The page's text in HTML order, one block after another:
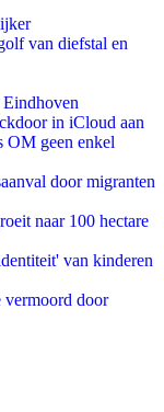
van diefstal en
in iCloud aan
OM geen enkel
door migranten
naar 100 hectare
van kinderen
vermoord door